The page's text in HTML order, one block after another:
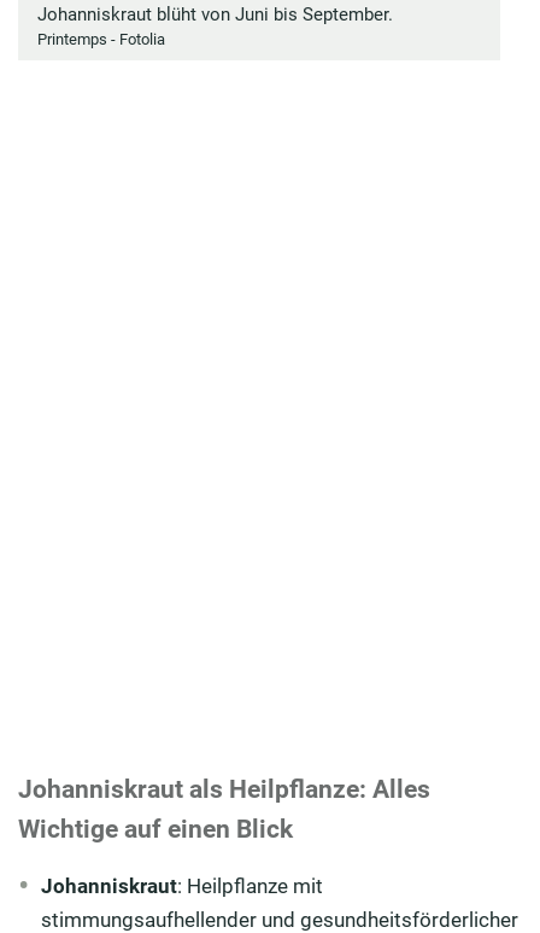
Johanniskraut blüht von Juni bis September.
Printemps - Fotolia
Johanniskraut als Heilpflanze: Alles
Wichtige auf einen Blick
Johanniskraut: Heilpflanze mit
stimmungsaufhellender und gesundheitsförderlicher